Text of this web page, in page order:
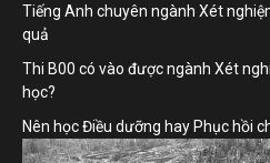
Tiếng Anh chuyên ngành Xét
quả
Thi B00 có vào được ngành Xét
học?
Nên học Điều dưỡng hay Phục hồi